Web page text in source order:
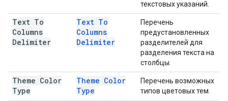
текстовых указаний.
Text To
Columns
Delimiter
Text To
Columns
Delimiter
Перечень
предустановленных
разделителей для
разделения текста на
столбцы.
Theme Color
Type
Theme Color
Type
Перечень возможных
типов цветовых тем.